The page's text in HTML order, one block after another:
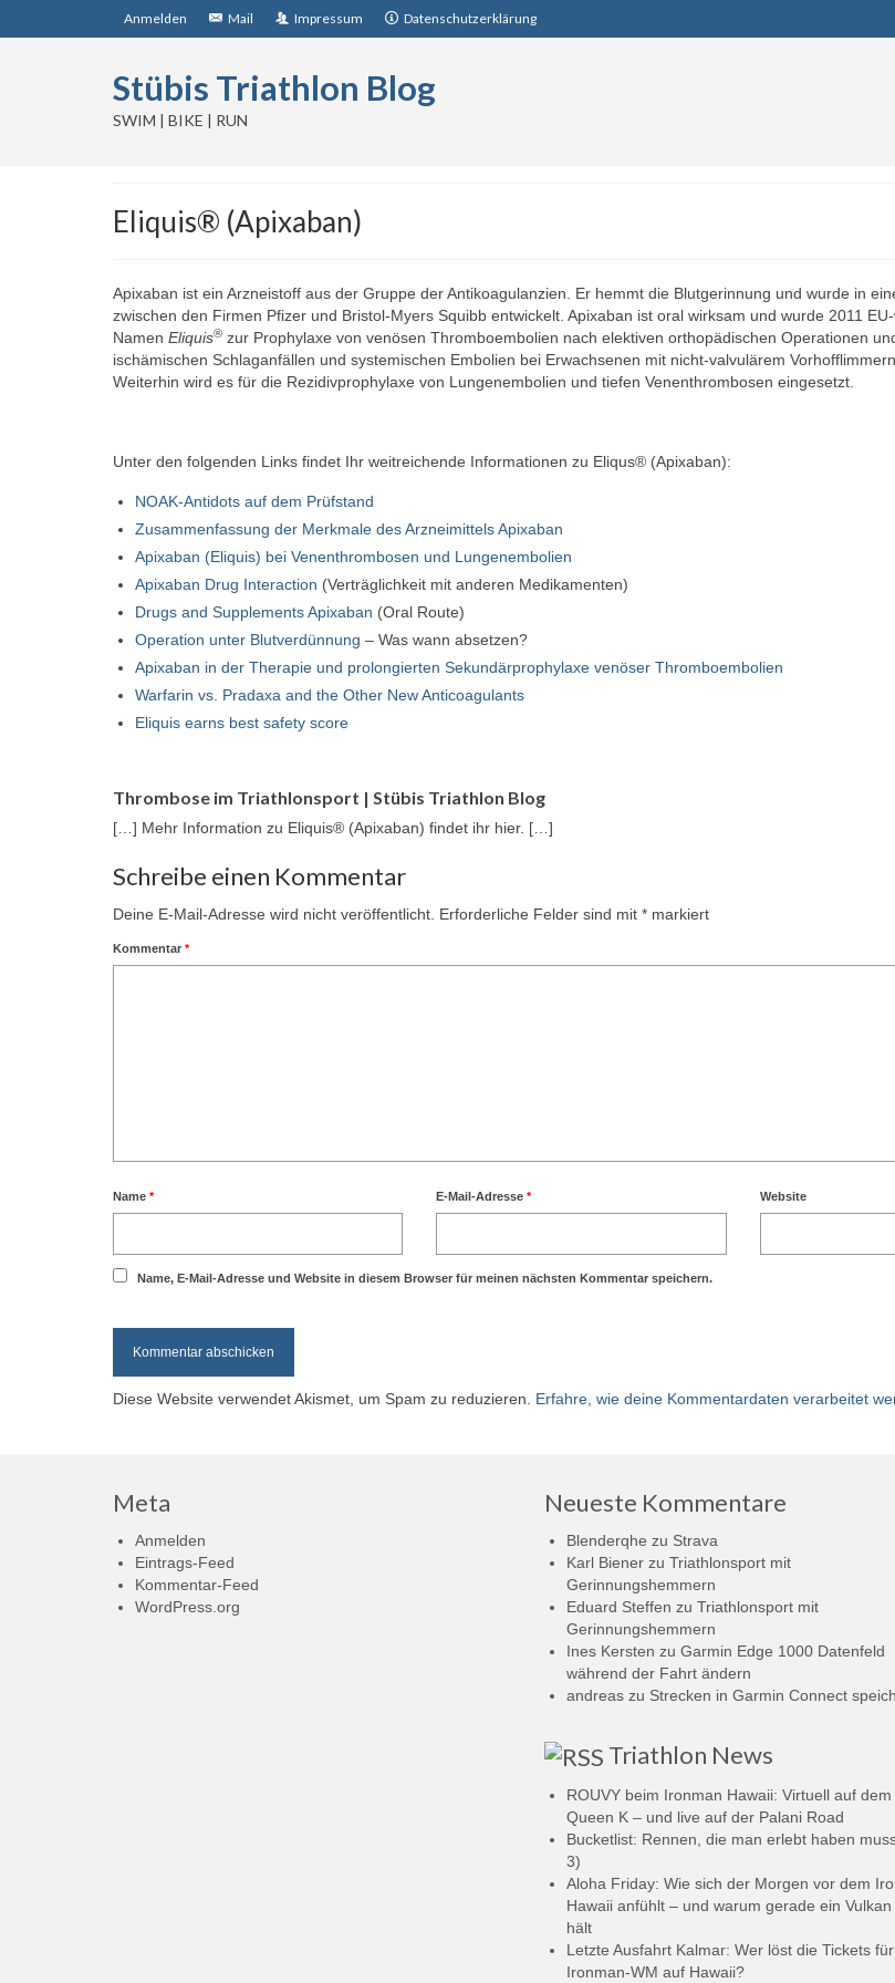
Anmelden Mail Impressum Datenschutzerklärung
Stübis Triathlon Blog
SWIM | BIKE | RUN
Eliquis® (Apixaban)
Apixaban ist ein Arzneistoff aus der Gruppe der Antikoagulanzien. Er hemmt die Blutgerinnung und wurde in
zwischen den Firmen Pfizer und Bristol-Myers Squibb entwickelt. Apixaban ist oral wirksam und wurde 2011
Namen Eliquis® zur Prophylaxe von venösen Thromboembolien nach elektiven orthopädischen Operationen
ischämischen Schlaganfällen und systemischen Embolien bei Erwachsenen mit nicht-valvulärem
Weiterhin wird es für die Rezidivprophylaxe von Lungenembolien und tiefen Venenthrombosen eingesetzt.
Unter den folgenden Links findet Ihr weitreichende Informationen zu Eliqus® (Apixaban):
NOAK-Antidots auf dem Prüfstand
Zusammenfassung der Merkmale des Arzneimittels Apixaban
Apixaban (Eliquis) bei Venenthrombosen und Lungenembolien
Apixaban Drug Interaction (Verträglichkeit mit anderen Medikamenten)
Drugs and Supplements Apixaban (Oral Route)
Operation unter Blutverdünnung – Was wann absetzen?
Apixaban in der Therapie und prolongierten Sekundärprophylaxe venöser Thromboembolien
Warfarin vs. Pradaxa and the Other New Anticoagulants
Eliquis earns best safety score
Thrombose im Triathlonsport | Stübis Triathlon Blog
[…] Mehr Information zu Eliquis® (Apixaban) findet ihr hier. […]
Schreibe einen Kommentar
Deine E-Mail-Adresse wird nicht veröffentlicht. Erforderliche Felder sind mit * markiert
Kommentar *
Name * E-Mail-Adresse* Website
Name, E-Mail-Adresse und Website in diesem Browser für meinen nächsten Kommentar speichern.
Diese Website verwendet Akismet, um Spam zu reduzieren. Erfahre, wie deine Kommentardaten verarbeitet
Meta
Anmelden
Eintrags-Feed
Kommentar-Feed
WordPress.org
Neueste Kommentare
Blenderqhe zu Strava
Karl Biener zu Triathlonsport mit
Gerinnungshemmern
Eduard Steffen zu Triathlonsport mit
Gerinnungshemmern
Ines Kersten zu Garmin Edge 1000 Datenfeld
während der Fahrt ändern
andreas zu Strecken in Garmin Connect
Triathlon News
ROUVY beim Ironman Hawaii: Virtuell auf dem
Queen K – und live auf der Palani Road
Bucketlist: Rennen, die man erlebt haben
3)
Aloha Friday: Wie sich der Morgen vor dem
Hawaii anfühlt – und warum gerade ein Vulkan
hält
Letzte Ausfahrt Kalmar: Wer löst die Tickets
Ironman-WM auf Hawaii?